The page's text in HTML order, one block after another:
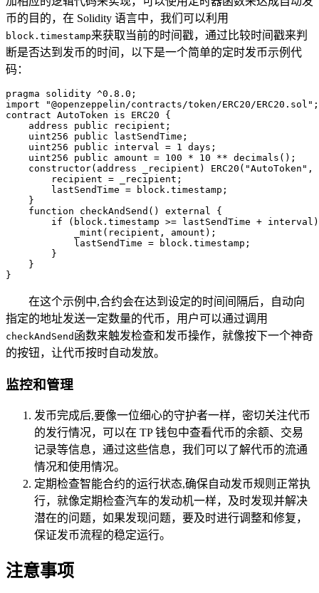
币的目的，在 Solidity 语言中，我们可以利用
block.timestamp来获取当前的时间戳，通过比较时间戳来判
断是否达到发币的时间，以下是一个简单的定时发币示例代
码：
pragma solidity ^0.8.0;
import "@openzeppelin/contracts/token/ERC20/ERC20.sol";
contract AutoToken is ERC20 {
    address public recipient;
    uint256 public lastSendTime;
    uint256 public interval = 1 days;
    uint256 public amount = 100 * 10 ** decimals();
constructor(address _recipient) ERC20("AutoToken",
        recipient = _recipient;
        lastSendTime = block.timestamp;
    }
    function checkAndSend() external {
if (block.timestamp >= lastSendTime +
            _mint(recipient, amount);
            lastSendTime = block.timestamp;
        }
    }
}
在这个示例中,合约会在达到设定的时间间隔后，自动向
指定的地址发送一定数量的代币，用户可以通过调用
checkAndSend 函数来触发检查和发币操作，就像按下一个神奇
的按钮，让代币按时自动发放。
监控和管理
发币完成后,要像一位细心的守护者一样，密切关注代币
的发行情况，可以在 TP 钱包中查看代币的余额、交易
记录等信息，通过这些信息，我们可以了解代币的流通
情况和使用情况。
定期检查智能合约的运行状态,确保自动发币规则正常执
行，就像定期检查汽车的发动机一样，及时发现并解决
潜在的问题，如果发现问题，要及时进行调整和修复，
保证发币流程的稳定运行。
注意事项